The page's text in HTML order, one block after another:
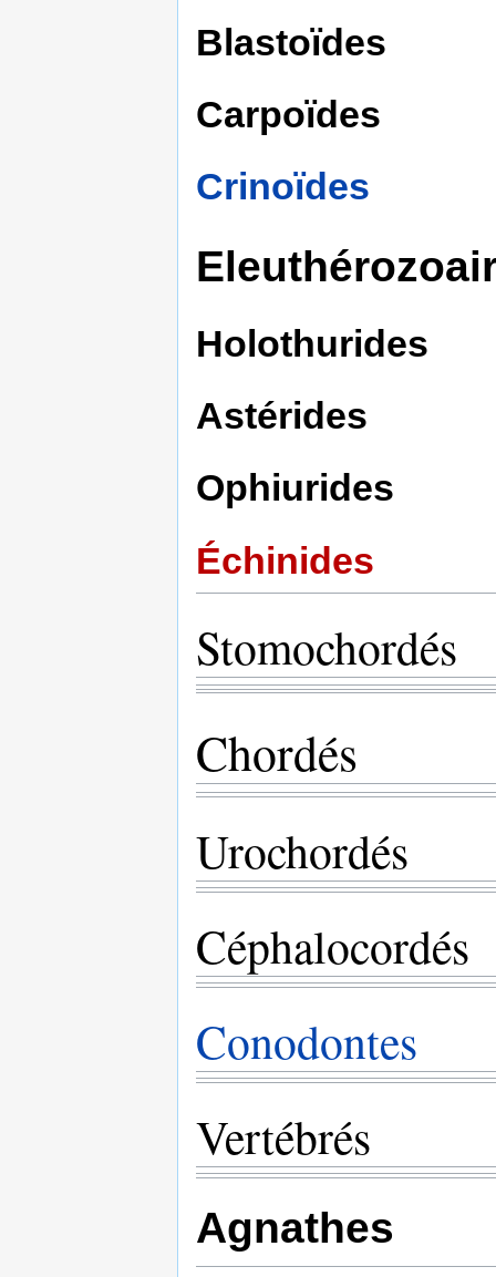
Blastoïdes
Carpoïdes
Crinoïdes
Holothurides
Astérides
Ophiurides
Échinides
Stomochordés
Chordés
Urochordés
Céphalocordés
Conodontes
Vertébrés
Agnathes